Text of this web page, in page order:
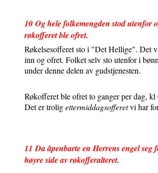
10 Og hele folkemengden stod utenfor
røkofferet ble ofret.
Røkelsesofferet sto i "Det Hellige". Det
inn og ofret. Folket selv sto utenfor i
under denne delen av gudstjenesten.
Røkofferet ble ofret to ganger per dag,
Det er troligettermiddagsofferetvi har
11 Da åpenbarte en Herrens engel seg
høyre side av røkofferalteret.